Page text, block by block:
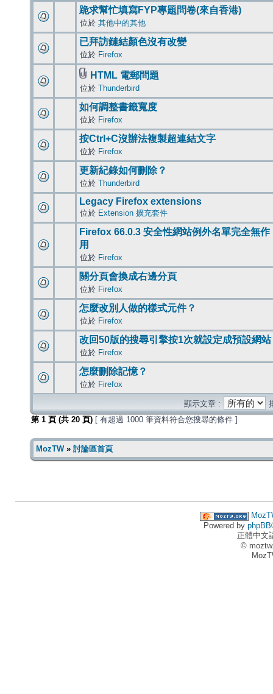
跪求幫忙填寫FYP專題問卷(來自香港)
位於 其他中的其他
已拜訪鏈結顏色沒有改變
位於 Firefox
HTML 電郵問題
位於 Thunderbird
如何調整書籤寬度
位於 Firefox
按Ctrl+C沒辦法複製超連結文字
位於 Firefox
更新紀錄如何刪除？
位於 Thunderbird
Legacy Firefox extensions
位於 Extension 擴充套件
Firefox 66.0.3 安全性網站例外名單完全無作
用
位於 Firefox
關分頁會換成右邊分頁
位於 Firefox
怎麼改別人做的樣式元件？
位於 Firefox
改回50版的搜尋引擎按1次就設定成預設網站
位於 Firefox
怎麼刪除記憶？
位於 Firefox
顯示文章 :
第 1 頁 (共 20 頁) [ 有超過 1000 筆資料符合您搜尋的條件 ]
MozTW» 討論區首頁
Powered by phpBB
正體中文
©